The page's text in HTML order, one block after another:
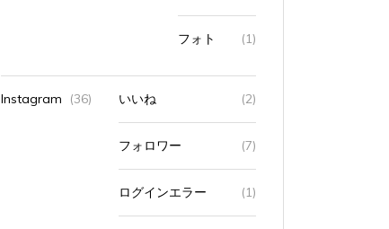
フォト (1)
Instagram (36) いいね (2)
フォロワー (7)
ログインエラー (1)